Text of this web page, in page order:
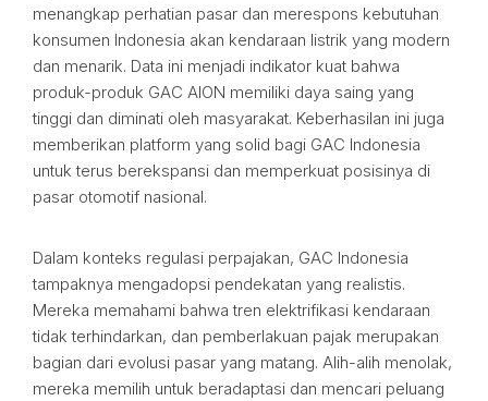
menangkap perhatian pasar dan merespons kebutuhan
konsumen Indonesia akan kendaraan listrik yang modern
dan menarik. Data ini menjadi indikator kuat bahwa
produk-produk GAC AION memiliki daya saing yang
tinggi dan diminati oleh masyarakat. Keberhasilan ini juga
memberikan platform yang solid bagi GAC Indonesia
untuk terus berekspansi dan memperkuat posisinya di
pasar otomotif nasional.
Dalam konteks regulasi perpajakan, GAC Indonesia
tampaknya mengadopsi pendekatan yang realistis.
Mereka memahami bahwa tren elektrifikasi kendaraan
tidak terhindarkan, dan pemberlakuan pajak merupakan
bagian dari evolusi pasar yang matang. Alih-alih menolak,
mereka memilih untuk beradaptasi dan mencari peluang